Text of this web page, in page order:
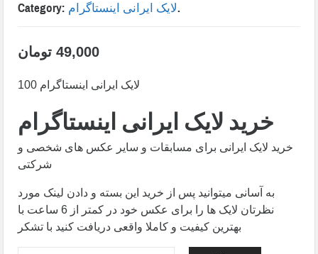
Category: لایک ایرانی اینستاگرام.
49,000 تومان
100 لایک ایرانی اینستاگرام
خرید لایک ایرانی اینستاگرام
خرید لایک ایرانی برای مسابقات و سایر عکس های شخصی و
شرکتی
به آسانی میتوانید پس از خرید این بسته و دادن لینک مورد
نظرتان لایک ها را برای عکس خود در کمتر از 6 ساعت با
بهترین کیفیت و کاملا واقعی دریافت کنید با تشکر